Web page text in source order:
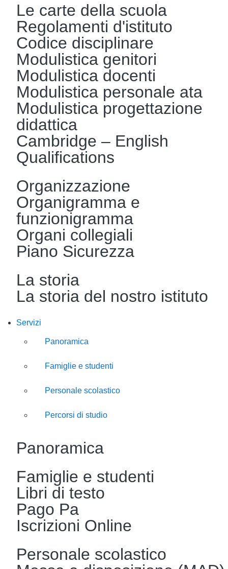
Le carte della scuola
Regolamenti d'istituto
Codice disciplinare
Modulistica genitori
Modulistica docenti
Modulistica personale ata
Modulistica progettazione
didattica
Cambridge – English
Qualifications
Organizzazione
Organigramma e
funzionigramma
Organi collegiali
Piano Sicurezza
La storia
La storia del nostro istituto
Servizi
Panoramica
Famiglie e studenti
Personale scolastico
Percorsi di studio
Panoramica
Famiglie e studenti
Libri di testo
Pago Pa
Iscrizioni Online
Personale scolastico